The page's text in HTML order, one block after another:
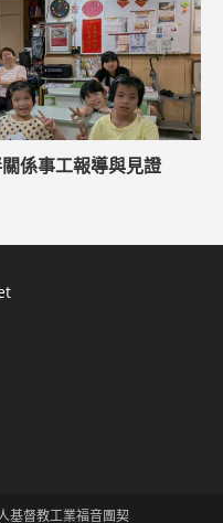
係事工報導與見證
基督教工業福音團契